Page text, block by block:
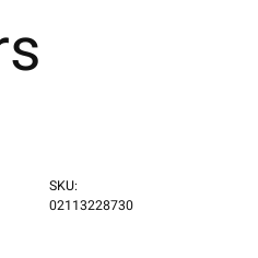
SKU:
02113228730